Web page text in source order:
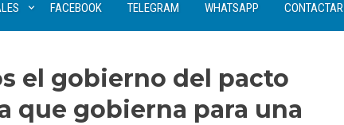
FACEBOOK TELEGRAM WHATSAPP CONTACTAR
el gobierno del pacto
que gobierna para una